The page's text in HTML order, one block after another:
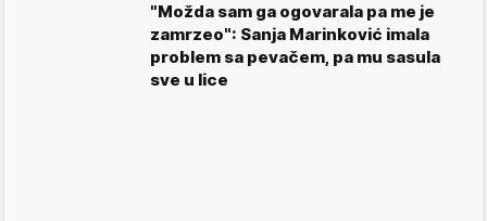
"Možda sam ga ogovarala pa me je
zamrzeo": Sanja Marinković imala
problem sa pevačem, pa mu sasula
sve u lice